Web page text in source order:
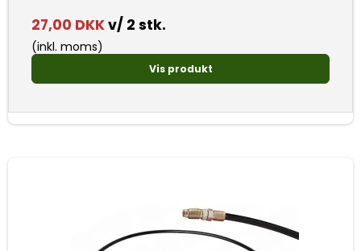
27,00 DKKv/ 2 stk.
(inkl. moms)
Vis produkt